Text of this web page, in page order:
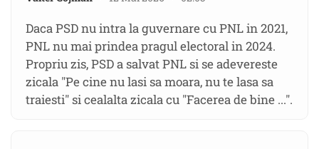
Daca PSD nu intra la guvernare cu PNL in 2021,
PNL nu mai prindea pragul electoral in 2024.
Propriu zis, PSD a salvat PNL si se adevereste
zicala "Pe cine nu lasi sa moara, nu te lasa sa
traiesti" si cealalta zicala cu "Facerea de bine ...".